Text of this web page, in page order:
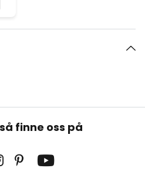
finne oss på